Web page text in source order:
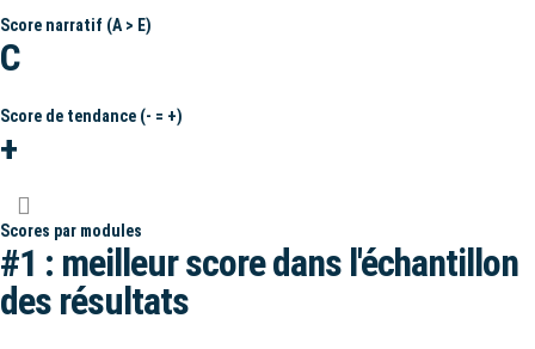
Score narratif (A > E)
C
Score de tendance (- = +)
+
Scores par modules
#1 : meilleur score dans l'échantillon
des résultats